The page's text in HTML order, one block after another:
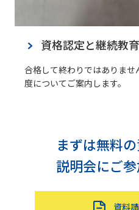
資格認定と継続教
合格して終わりではありま
度についてご案内します。
まずは無料の
説明会にご参
資料